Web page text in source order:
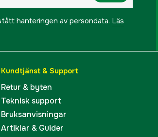
hanteringen av persondata. Läs
Kundtjänst & Support
Retur & byten
Teknisk support
Bruksanvisningar
Artiklar & Guider